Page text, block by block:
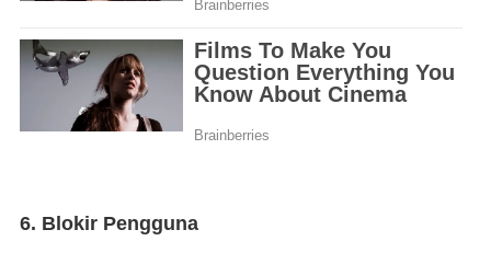
6. Blokir Pengguna